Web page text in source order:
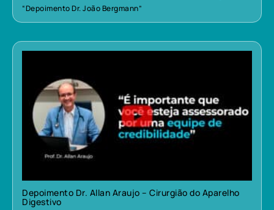
“Depoimento Dr. João Bergmann”
Depoimento Dr. Allan Araujo – Cirurgião do Aparelho
Digestivo